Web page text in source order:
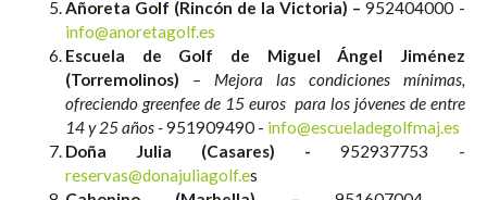
Añoreta Golf (Rincón de la Victoria) – 952404000 -
info@anoretagolf.es
Escuela de Golf de Miguel Ángel Jiménez
(Torremolinos) – Mejora las condiciones mínimas,
ofreciendo greenfee de 15 euros para los jóvenes de entre
14 y 25 años -951909490 - info@escueladegolfmaj.es
Doña Julia (Casares) - 952937753 -
reservas@donajuliagolf.es